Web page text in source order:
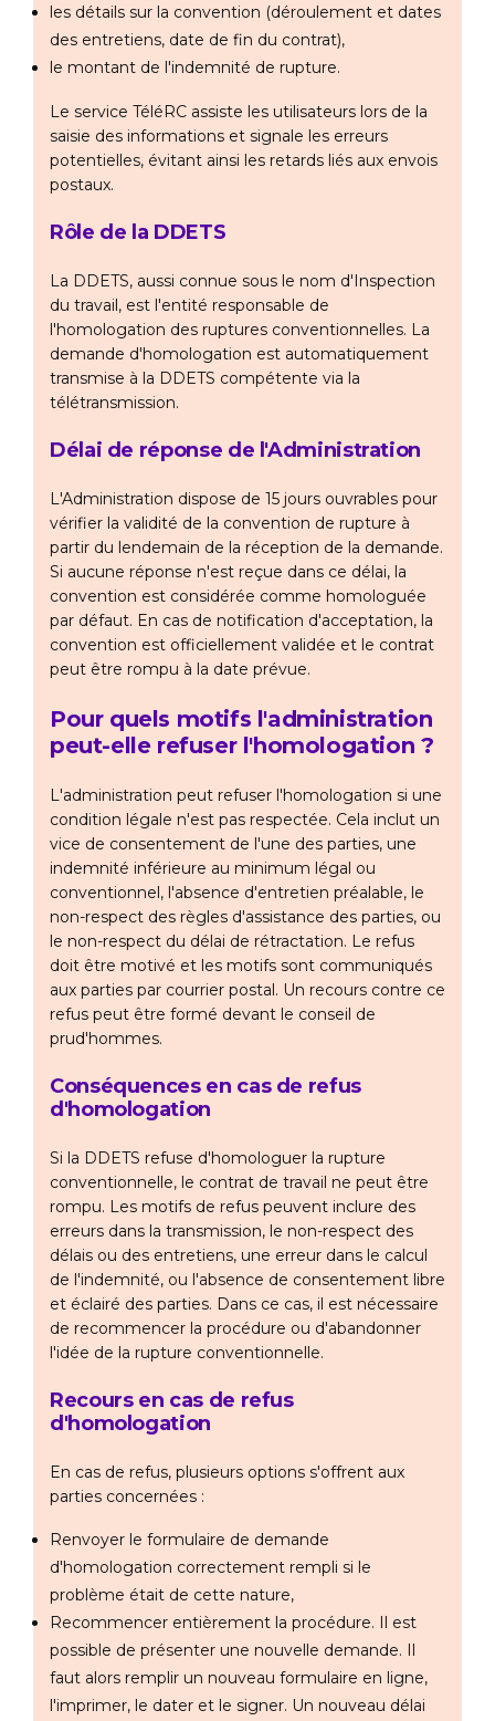
les détails sur la convention (déroulement et dates
des entretiens, date de fin du contrat),
le montant de l'indemnité de rupture.
Le service TéléRC assiste les utilisateurs lors de la
saisie des informations et signale les erreurs
potentielles, évitant ainsi les retards liés aux envois
postaux.
Rôle de la DDETS
La DDETS, aussi connue sous le nom d'Inspection
du travail, est l'entité responsable de
l'homologation des ruptures conventionnelles. La
demande d'homologation est automatiquement
transmise à la DDETS compétente via la
télétransmission.
Délai de réponse de l'Administration
L'Administration dispose de 15 jours ouvrables pour
vérifier la validité de la convention de rupture à
partir du lendemain de la réception de la demande.
Si aucune réponse n'est reçue dans ce délai, la
convention est considérée comme homologuée
par défaut. En cas de notification d'acceptation, la
convention est officiellement validée et le contrat
peut être rompu à la date prévue.
Pour quels motifs l'administration
peut-elle refuser l'homologation ?
L'administration peut refuser l'homologation si une
condition légale n'est pas respectée. Cela inclut un
vice de consentement de l'une des parties, une
indemnité inférieure au minimum légal ou
conventionnel, l'absence d'entretien préalable, le
non-respect des règles d'assistance des parties, ou
le non-respect du délai de rétractation. Le refus
doit être motivé et les motifs sont communiqués
aux parties par courrier postal. Un recours contre ce
refus peut être formé devant le conseil de
prud'hommes.
Conséquences en cas de refus
d'homologation
Si la DDETS refuse d'homologuer la rupture
conventionnelle, le contrat de travail ne peut être
rompu. Les motifs de refus peuvent inclure des
erreurs dans la transmission, le non-respect des
délais ou des entretiens, une erreur dans le calcul
de l'indemnité, ou l'absence de consentement libre
et éclairé des parties. Dans ce cas, il est nécessaire
de recommencer la procédure ou d'abandonner
l'idée de la rupture conventionnelle.
Recours en cas de refus
d'homologation
En cas de refus, plusieurs options s'offrent aux
parties concernées :
Renvoyer le formulaire de demande
d'homologation correctement rempli si le
problème était de cette nature,
Recommencer entièrement la procédure. Il est
possible de présenter une nouvelle demande. Il
faut alors remplir un nouveau formulaire en ligne,
l'imprimer, le dater et le signer. Un nouveau délai